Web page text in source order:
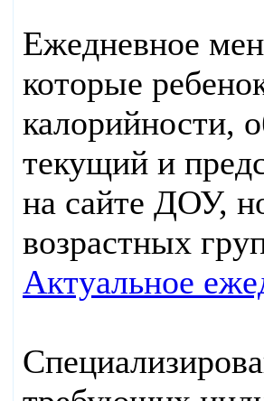
Ежедневное
которые
калорийности,
текущий и
на сайте ДОУ,
возрастных
Актуальное